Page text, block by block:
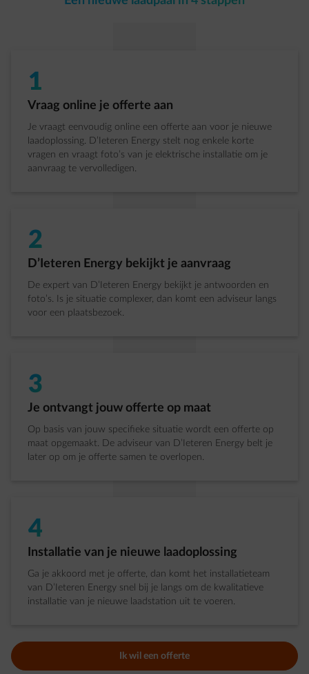
1
Stap 1 van 4:
Vraag online je offerte aan
Je vraagt eenvoudig online een offerte aan voor je nieuwe
laadoplossing. D’Ieteren Energy stelt nog enkele korte
vragen en vraagt foto’s van je elektrische installatie om je
aanvraag te vervolledigen.
2
Stap 2 van 4:
D’Ieteren Energy bekijkt je aanvraag
De expert van D’Ieteren Energy bekijkt je antwoorden en
foto’s. Is je situatie complexer, dan komt een adviseur langs
voor een plaatsbezoek.
3
Stap 3 van 4:
Je ontvangt jouw offerte op maat
Op basis van jouw specifieke situatie wordt een offerte op
maat opgemaakt. De adviseur van D’Ieteren Energy belt je
later op om je offerte samen te overlopen.
4
Stap 4 van 4:
Installatie van je nieuwe laadoplossing
Ga je akkoord met je offerte, dan komt het installatieteam
van D’Ieteren Energy snel bij je langs om de kwalitatieve
installatie van je nieuwe laadstation uit te voeren.
Ik wil een offerte